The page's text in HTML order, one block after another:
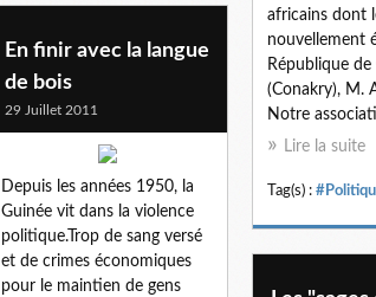
africains dont
nouvellement
République de
(Conakry), M.
Notre
Lire la suite
Tag(s) :
En finir avec la langue
de bois
29 Juillet 2011
Depuis les années 1950, la
Guinée vit dans la violence
politique.Trop de sang versé
et de crimes économiques
pour le maintien de gens